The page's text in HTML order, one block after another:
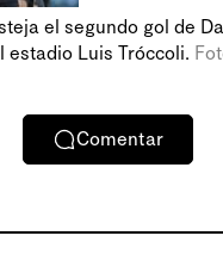
el segundo gol de
estadio Luis Tróccoli.
Comentar